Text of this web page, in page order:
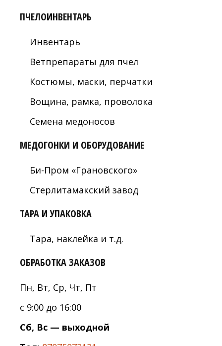
ПЧЕЛОИНВЕНТАРЬ
Инвентарь
Ветпрепараты для пчел
Костюмы, маски, перчатки
Вощина, рамка, проволока
Семена медоносов
МЕДОГОНКИ И ОБОРУДОВАНИЕ
Би-Пром «Грановского»
Стерлитамакский завод
ТАРА И УПАКОВКА
Тара, наклейка и т.д.
ОБРАБОТКА ЗАКАЗОВ
Пн, Вт, Ср, Чт, Пт
с 9:00 до 16:00
Сб, Вс — выходной